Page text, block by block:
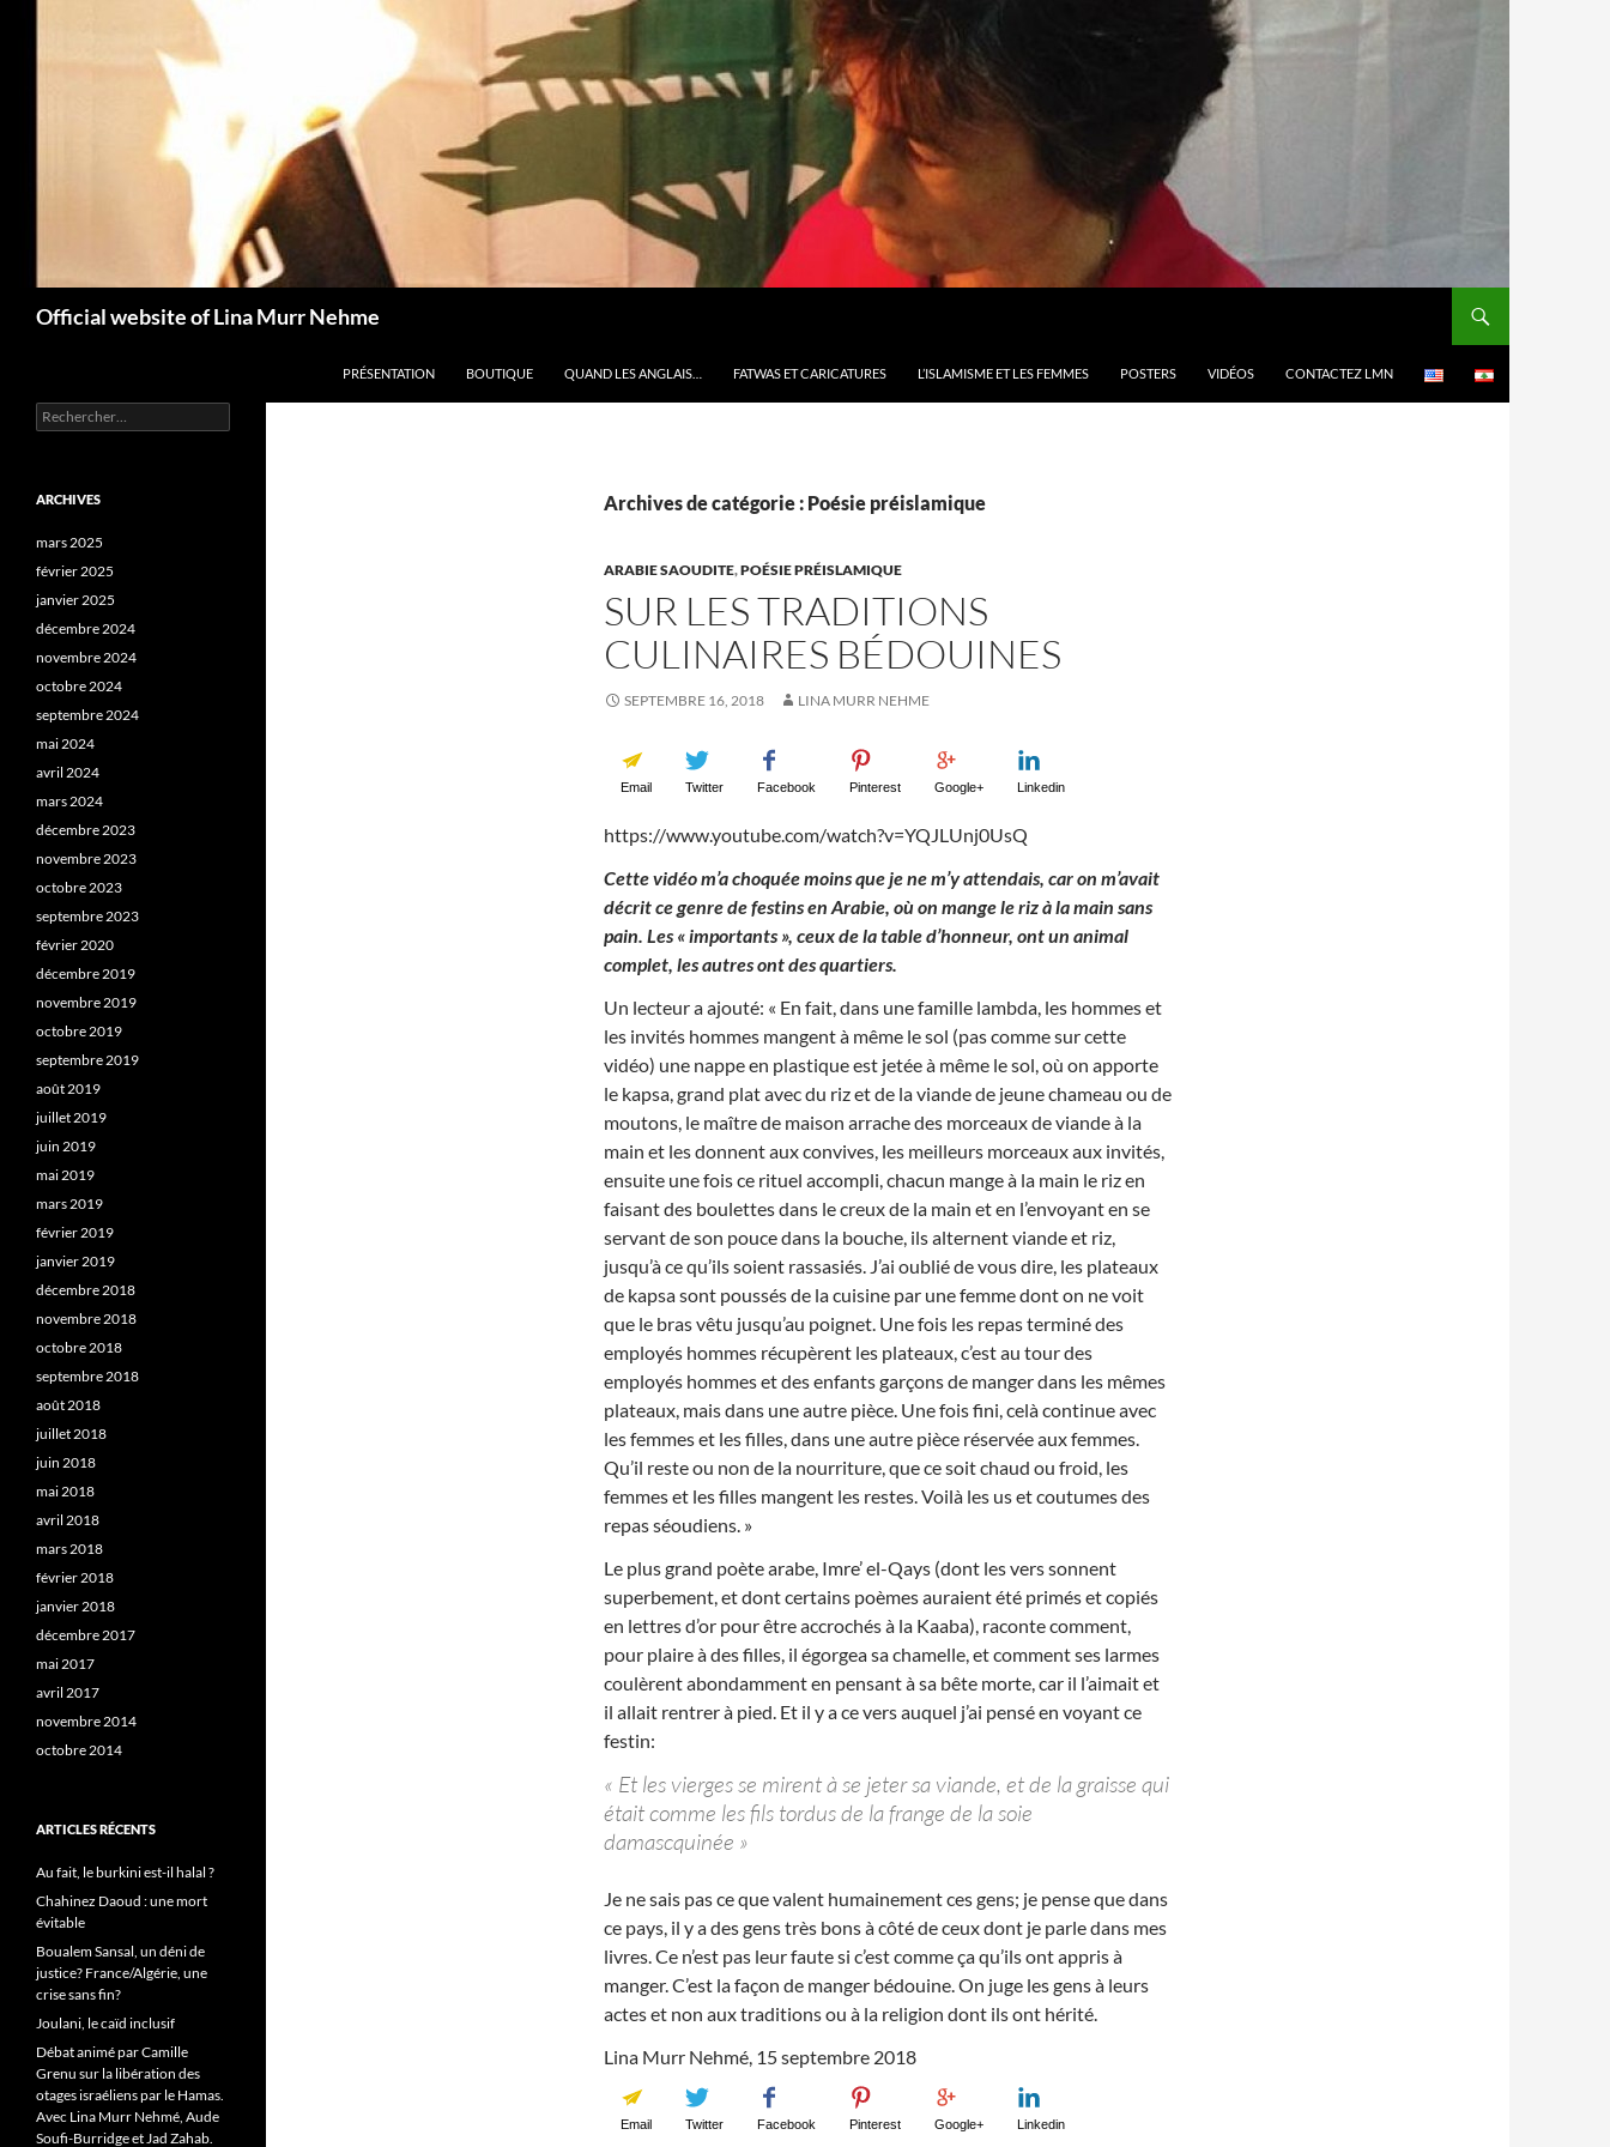
Official website of Lina Murr Nehme
PRÉSENTATION BOUTIQUE QUAND LES ANGLAIS… FATWAS ET CARICATURES L’ISLAMISME ET LES FEMMES POSTERS VIDÉOS CONTACTEZ LMN
Archives de catégorie : Poésie préislamique
ARABIE SAOUDITE,POÉSIE PRÉISLAMIQUE
SUR LES TRADITIONS
CULINAIRES BÉDOUINES
SEPTEMBRE 16, 2018 LINA MURR NEHME
Email Twitter Facebook Pinterest Google+ Linkedin
https://www.youtube.com/watch?v=YQJLUnj0UsQ
Cette vidéo m’a choquée moins que je ne m’y attendais, car on m’avait
décrit ce genre de festins en Arabie, où on mange le riz à la main sans
pain. Les « importants », ceux de la table d’honneur, ont un animal
complet, les autres ont des quartiers.
Un lecteur a ajouté: « En fait, dans une famille lambda, les hommes et
les invités hommes mangent à même le sol (pas comme sur cette
vidéo) une nappe en plastique est jetée à même le sol, où on apporte
le kapsa, grand plat avec du riz et de la viande de jeune chameau ou de
moutons, le maître de maison arrache des morceaux de viande à la
main et les donnent aux convives, les meilleurs morceaux aux invités,
ensuite une fois ce rituel accompli, chacun mange à la main le riz en
faisant des boulettes dans le creux de la main et en l’envoyant en se
servant de son pouce dans la bouche, ils alternent viande et riz,
jusqu’à ce qu’ils soient rassasiés. J’ai oublié de vous dire, les plateaux
de kapsa sont poussés de la cuisine par une femme dont on ne voit
que le bras vêtu jusqu’au poignet. Une fois les repas terminé des
employés hommes récupèrent les plateaux, c’est au tour des
employés hommes et des enfants garçons de manger dans les mêmes
plateaux, mais dans une autre pièce. Une fois fini, celà continue avec
les femmes et les filles, dans une autre pièce réservée aux femmes.
Qu’il reste ou non de la nourriture, que ce soit chaud ou froid, les
femmes et les filles mangent les restes. Voilà les us et coutumes des
repas séoudiens. »
Le plus grand poète arabe, Imre’ el-Qays (dont les vers sonnent
superbement, et dont certains poèmes auraient été primés et copiés
en lettres d’or pour être accrochés à la Kaaba), raconte comment,
pour plaire à des filles, il égorgea sa chamelle, et comment ses larmes
coulèrent abondamment en pensant à sa bête morte, car il l’aimait et
il allait rentrer à pied. Et il y a ce vers auquel j’ai pensé en voyant ce
festin:
« Et les vierges se mirent à se jeter sa viande, et de la graisse qui
était comme les fils tordus de la frange de la soie
damascquinée »
Je ne sais pas ce que valent humainement ces gens; je pense que dans
ce pays, il y a des gens très bons à côté de ceux dont je parle dans mes
livres. Ce n’est pas leur faute si c’est comme ça qu’ils ont appris à
manger. C’est la façon de manger bédouine. On juge les gens à leurs
actes et non aux traditions ou à la religion dont ils ont hérité.
Lina Murr Nehmé, 15 septembre 2018
Email Twitter Facebook Pinterest Google+ Linkedin
Rechercher :
ARCHIVES
mars 2025
février 2025
janvier 2025
décembre 2024
novembre 2024
octobre 2024
septembre 2024
mai 2024
avril 2024
mars 2024
décembre 2023
novembre 2023
octobre 2023
septembre 2023
février 2020
décembre 2019
novembre 2019
octobre 2019
septembre 2019
août 2019
juillet 2019
juin 2019
mai 2019
mars 2019
février 2019
janvier 2019
décembre 2018
novembre 2018
octobre 2018
septembre 2018
août 2018
juillet 2018
juin 2018
mai 2018
avril 2018
mars 2018
février 2018
janvier 2018
décembre 2017
mai 2017
avril 2017
novembre 2014
octobre 2014
ARTICLES RÉCENTS
Au fait, le burkini est-il halal ?
Chahinez Daoud : une mort
évitable
Boualem Sansal, un déni de
justice? France/Algérie, une
crise sans fin?
Joulani, le caïd inclusif
Débat animé par Camille
Grenu sur la libération des
otages israéliens par le Hamas.
Avec Lina Murr Nehmé, Aude
Soufi-Burridge et Jad Zahab.